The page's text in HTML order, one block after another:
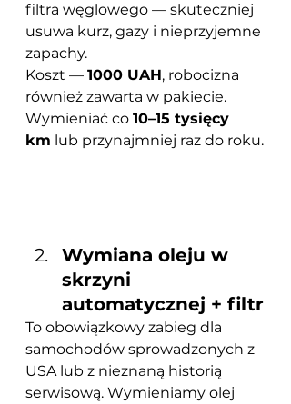
filtra węglowego — skuteczniej
usuwa kurz, gazy i nieprzyjemne
zapachy.
Koszt — 1000 UAH, robocizna
również zawarta w pakiecie.
Wymieniać co 10–15 tysięcy
km lub przynajmniej raz do roku.
Wymiana oleju w
skrzyni
automatycznej + filtr
To obowiązkowy zabieg dla
samochodów sprowadzonych z
USA lub z nieznaną historią
serwisową. Wymieniamy olej